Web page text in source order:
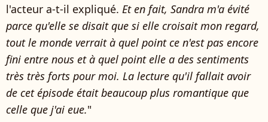
l'acteur a-t-il expliqué. Et en fait, Sandra m'a évité
parce qu'elle se disait que si elle croisait mon regard,
tout le monde verrait à quel point ce n'est pas encore
fini entre nous et à quel point elle a des sentiments
très très forts pour moi. La lecture qu'il fallait avoir
de cet épisode était beaucoup plus romantique que
celle que j'ai eue."